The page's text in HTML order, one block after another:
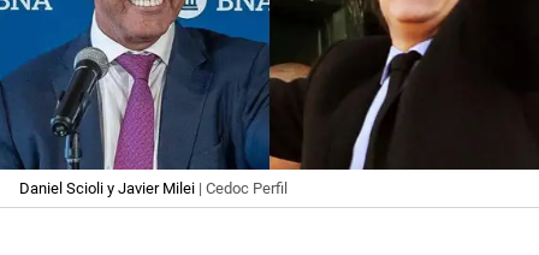
Daniel Scioli y Javier Milei | Cedoc Perfil